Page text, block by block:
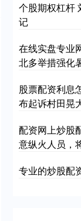
个股期权杠杆
记
在线实盘专业
北多举措强化
股票配资利息
布起诉村田晃
配资网上炒股
意纵火人员，
专业的炒股配